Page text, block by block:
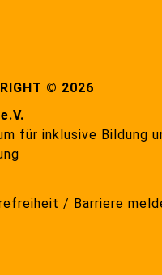
© 2026
für inklusive Bildung
/ Barriere